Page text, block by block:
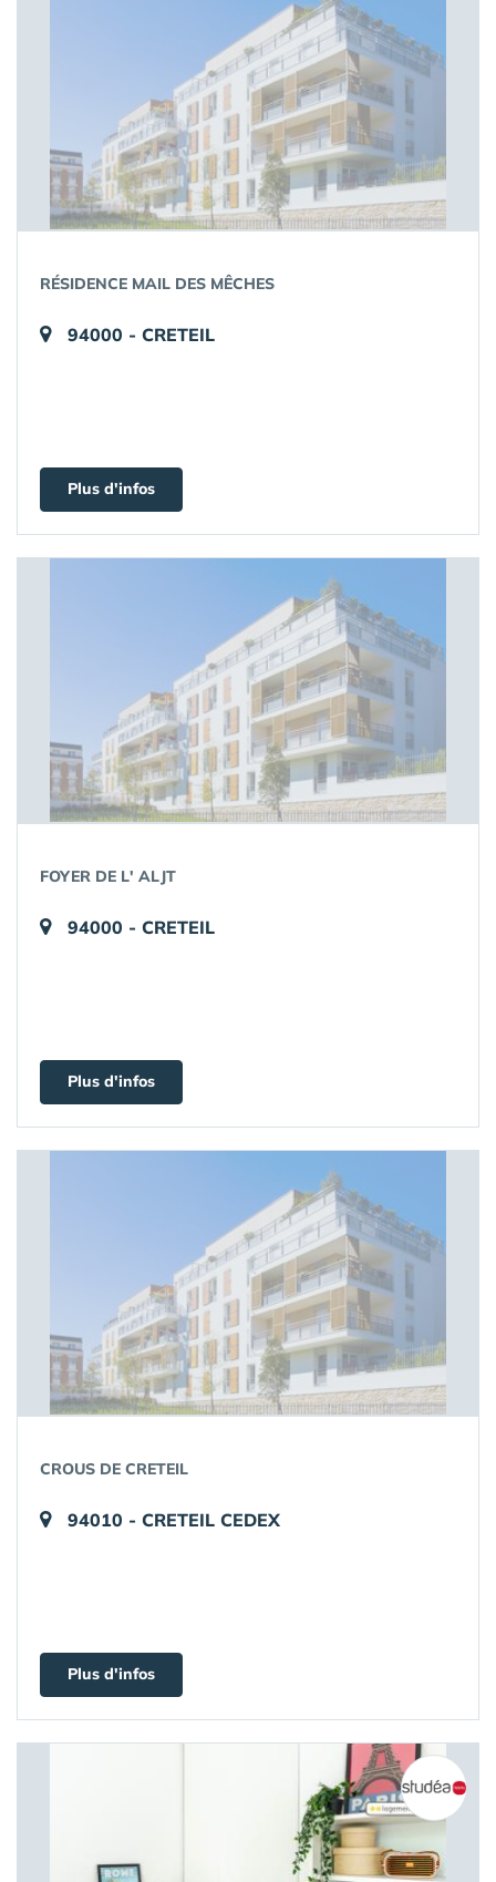
RÉSIDENCE MAIL DES MÊCHES
94000 - CRETEIL
Plus d'infos
FOYER DE L' ALJT
94000 - CRETEIL
Plus d'infos
CROUS DE CRETEIL
94010 - CRETEIL CEDEX
Plus d'infos